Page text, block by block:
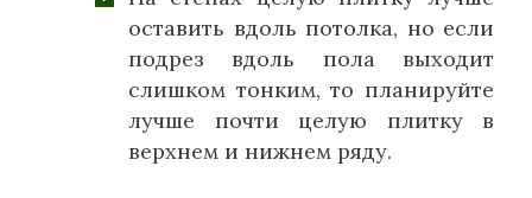
оставить вдоль потолка, но если
подрез вдоль пола выходит
слишком тонким, то планируйте
лучше почти целую плитку в
верхнем и нижнем ряду.